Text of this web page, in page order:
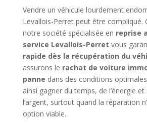
Vendre un véhicule lourdement
Levallois-Perret peut être compliqué.
notre société spécialisée en reprise
service Levallois-Perret vous
rapide dès la récupération du
assurons le rachat de voiture
panne dans des conditions
ainsi gagner du temps, de l’énergie
l’argent, surtout quand la réparation
option viable.